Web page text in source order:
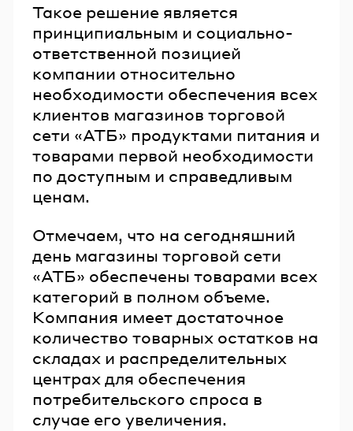
Такое решение является
принципиальным и социально-
ответственной позицией
компании относительно
необходимости обеспечения всех
клиентов магазинов торговой
сети «АТБ» продуктами питания и
товарами первой необходимости
по доступным и справедливым
ценам.
Отмечаем, что на сегодняшний
день магазины торговой сети
«АТБ» обеспечены товарами всех
категорий в полном объеме.
Компания имеет достаточное
количество товарных остатков на
складах и распределительных
центрах для обеспечения
потребительского спроса в
случае его увеличения.